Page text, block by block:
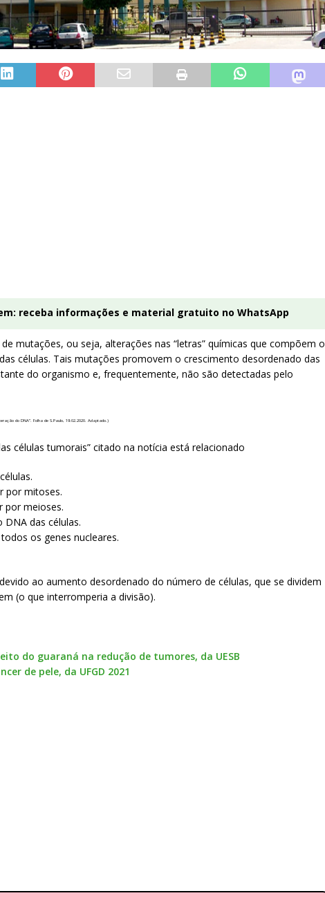
receba informações e material gratuito no WhatsApp
mutações, ou seja, alterações nas “letras” químicas que compõem o
células. Tais mutações promovem o crescimento desordenado das
do organismo e, frequentemente, não são detectadas pelo
do DNA”. Folha de S.Paulo, 19.02.2020. Adaptado.)
células tumorais” citado na notícia está relacionado
por mitoses.
por meioses.
das células.
os genes nucleares.
ao aumento desordenado do número de células, que se dividem
(o que interromperia a divisão).
do guaraná na redução de tumores, da UESB
de pele, da UFGD 2021